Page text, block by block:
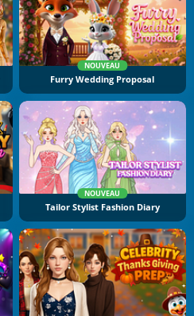
NOUVEAU
Furry Wedding Proposal
NOUVEAU
Tailor Stylist Fashion Diary